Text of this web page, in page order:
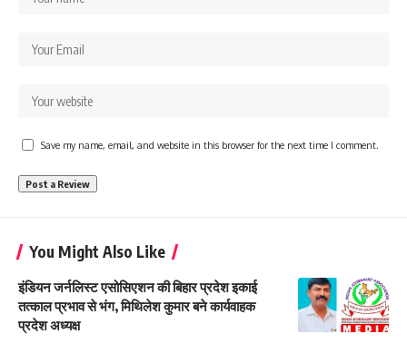
Save my name, email, and website in this browser for the next time I comment.
You Might Also Like
इंडियन जर्नलिस्ट एसोसिएशन की बिहार प्रदेश इकाई
तत्काल प्रभाव से भंग, मिथिलेश कुमार बने कार्यवाहक
प्रदेश अध्यक्ष